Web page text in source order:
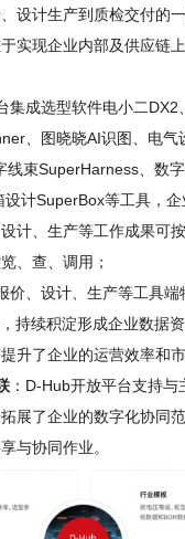
设计生产到质检交付的
实现企业内部及供应链
集成选型软件电小二DX2
、图晓晓AI识图、电气
线束SuperHarness、数
计SuperBox等工具，
计、生产等工作成果可
、查、调用；
价、设计、生产等工具
持续积淀形成企业数据
升了企业的运营效率和
：D-Hub开放平台支持
展了企业的数字化协同
与协同作业。